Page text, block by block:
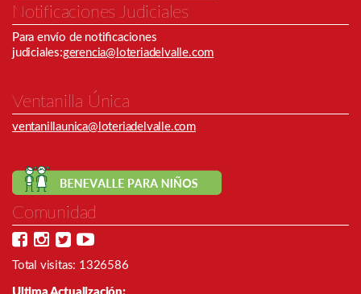
Notificaciones Judiciales
Para envío de notiﬁcaciones
judiciales:gerencia@loteriadelvalle.com
Ventanilla Única
ventanillaunica@loteriadelvalle.com
Comunidad
Total visitas: 1326586